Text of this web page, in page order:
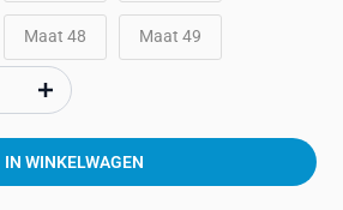
Maat 48 Maat 49
IN WINKELWAGEN